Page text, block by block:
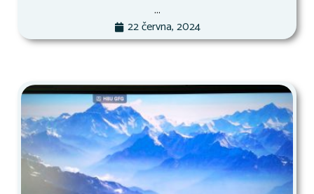
...
22 června, 2024